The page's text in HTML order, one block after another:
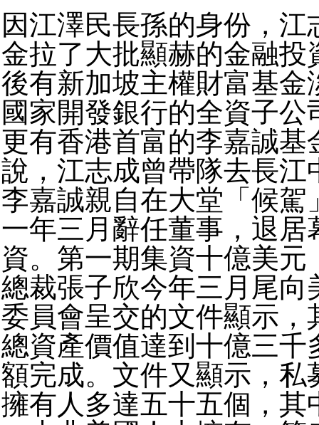
因江澤民長孫的身份，江
金拉了大批顯赫的金融投
後有新加坡主權財富基金
國家開發銀行的全資子公
更有香港首富的李嘉誠基
說，江志成曾帶隊去長江
李嘉誠親自在大堂「候駕
一年三月辭任董事，退居
資。第一期集資十億美元
總裁張子欣今年三月尾向
委員會呈交的文件顯示，
總資產價值達到十億三千
額完成。文件又顯示，私
擁有人多達五十五個，其